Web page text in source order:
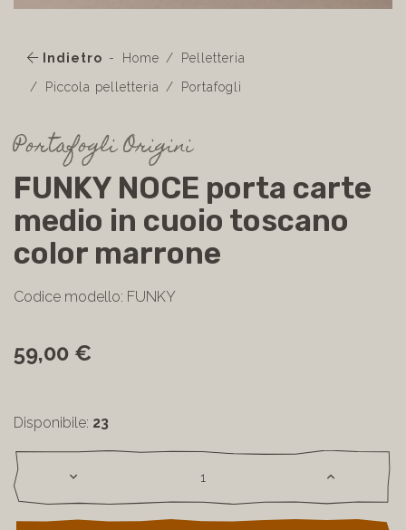
Indietro Home
Pelletteria
Piccola pelletteria
Portafogli
Portafogli Origini
FUNKY NOCE porta carte
medio in cuoio toscano
color marrone
Codice modello: FUNKY
59,00 €
Disponibile: 23